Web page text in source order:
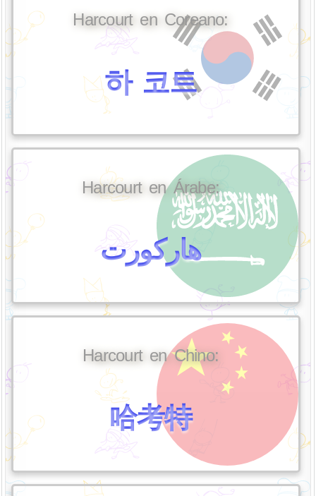
Harcourt en Coreano:
하 코트
Harcourt en Árabe:
هاركورت
Harcourt en Chino:
哈考特